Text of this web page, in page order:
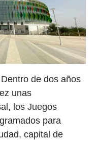
de dos años
unas
los Juegos
para
capital de